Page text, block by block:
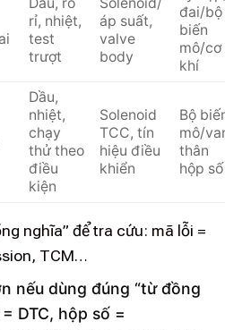
rỉ, nhiệt,
test
trượt
áp suất,
valve
body
đai/bộ
biến
mô/cơ
khí
Dầu,
nhiệt,
chạy
thử theo
điều
kiện
Solenoid
TCC, tín
hiệu điều
khiển
Bộ
mô/
thân
hộp số
nghĩa” để tra cứu: mã lỗi =
TCM…
nếu dùng đúng “từ đồng
DTC, hộp số =